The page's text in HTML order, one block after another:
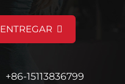
ENTREGAR
+86-15113836799